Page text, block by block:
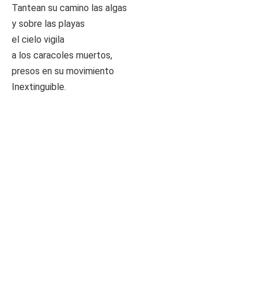
Tantean su camino las algas
y sobre las playas
el cielo vigila
a los caracoles muertos,
presos en su movimiento
Inextinguible.